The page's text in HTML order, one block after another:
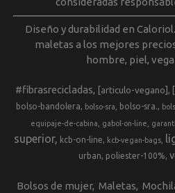
Diseño y durabilidad en
maletas a los mejores
hombre, piel,
#fibrasrecicladas [articulo-vegano]
bolso-bandolera bolso-sra bolso-sra.
equipaje-de-cabina gabol-on-line
superior
kcb-on-line kcb-vegan-bags
urban
poliester-100%
Bolsos de mujer Maletas